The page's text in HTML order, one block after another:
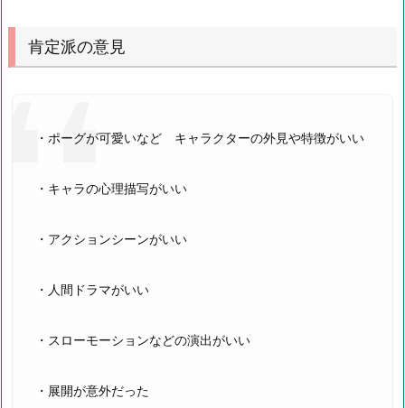
肯定派の意見
・ポーグが可愛いなど キャラクターの外見や特徴がいい
・キャラの心理描写がいい
・アクションシーンがいい
・人間ドラマがいい
・スローモーションなどの演出がいい
・展開が意外だった